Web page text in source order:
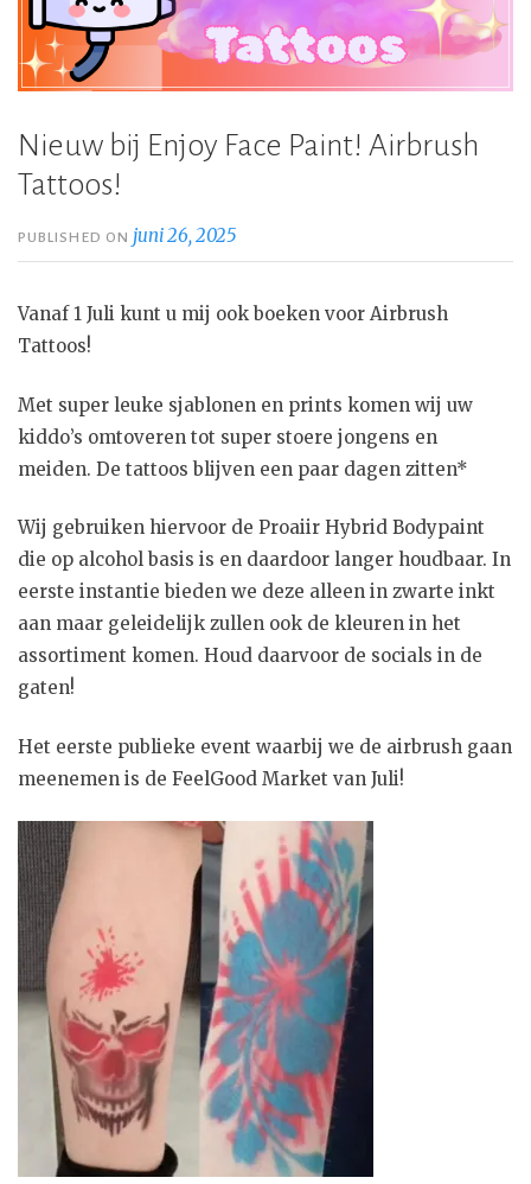
Nieuw bij Enjoy Face Paint! Airbrush
Tattoos!
PUBLISHED ON juni 26, 2025
Vanaf 1 Juli kunt u mij ook boeken voor Airbrush
Tattoos!
Met super leuke sjablonen en prints komen wij uw
kiddo’s omtoveren tot super stoere jongens en
meiden. De tattoos blijven een paar dagen zitten*
Wij gebruiken hiervoor de Proaiir Hybrid Bodypaint
die op alcohol basis is en daardoor langer houdbaar. In
eerste instantie bieden we deze alleen in zwarte inkt
aan maar geleidelijk zullen ook de kleuren in het
assortiment komen. Houd daarvoor de socials in de
gaten!
Het eerste publieke event waarbij we de airbrush gaan
meenemen is de FeelGood Market van Juli!